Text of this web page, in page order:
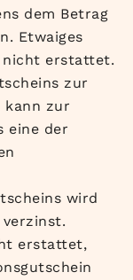
dem Betrag
Etwaiges
nicht erstattet.
zur
kann zur
eine der
wird
erstattet,